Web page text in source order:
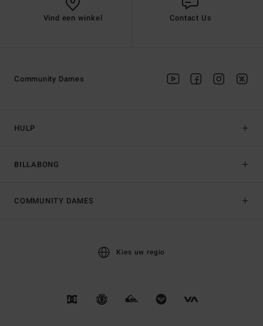
Vind een winkel Contact Us
HULP
BILLABONG
Community Dames
COMMUNITY DAMES
Kies uw regio